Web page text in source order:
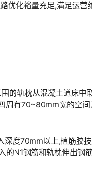
优化裕量充足,满足运营
的轨枕从混凝土道床中
周有70~80mm宽的空间
深度70mm以上,植筋胶
N1钢筋和轨枕伸出钢